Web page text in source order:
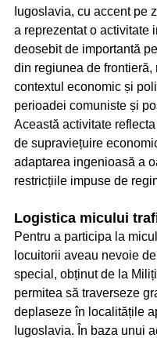
Iugoslavia, cu accent pe
a reprezentat o activitate
deosebit de importantă
din regiunea de frontieră,
contextul economic și
perioadei comuniste și
Această activitate
de supraviețuire
adaptarea ingenioasă a
restricțiile impuse de
Logistica micului
Pentru a participa la
locuitorii aveau nevoie
special, obținut de la
permitea să traverseze
deplaseze în localitățile
Iugoslavia. În baza unui